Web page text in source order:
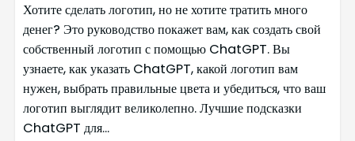
Хотите сделать логотип, но не хотите тратить много
денег? Это руководство покажет вам, как создать свой
собственный логотип с помощью ChatGPT. Вы
узнаете, как указать ChatGPT, какой логотип вам
нужен, выбрать правильные цвета и убедиться, что ваш
логотип выглядит великолепно. Лучшие подсказки
ChatGPT для...